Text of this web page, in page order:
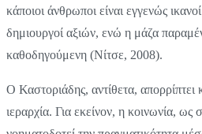
κάποιοι άνθρωποι είναι εγγενώς
δημιουργοί αξιών, ενώ η μάζα
καθοδηγούμενη (Νίτσε, 2008).
Ο Καστοριάδης, αντίθετα, απορρίπτει
ιεραρχία. Για εκείνον, η κοινωνία, ως